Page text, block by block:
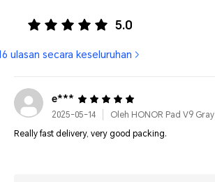
5.0
ulasan secara keseluruhan
e***
2025-05-14
Oleh HONOR Pad V9 Gray
Really fast delivery, very good packing.